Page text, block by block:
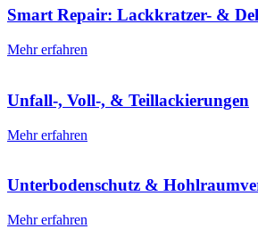
Smart Repair: Lackkratzer- &
Mehr erfahren
Unfall-, Voll-, & Teillackierungen
Mehr erfahren
Unterbodenschutz &
Mehr erfahren